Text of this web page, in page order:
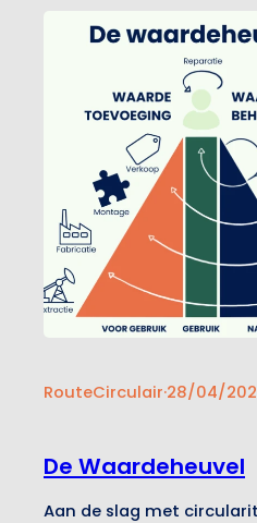
meest voorkomende
RouteCirculair·28/04/
De Waardeheuvel
Aan de slag met